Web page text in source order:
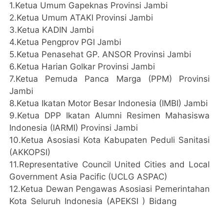
1.Ketua Umum Gapeknas Provinsi Jambi
2.Ketua Umum ATAKI Provinsi Jambi
3.Ketua KADIN Jambi
4.Ketua Pengprov PGI Jambi
5.Ketua Penasehat GP. ANSOR Provinsi Jambi
6.Ketua Harian Golkar Provinsi Jambi
7.Ketua Pemuda Panca Marga (PPM) Provinsi
Jambi
8.Ketua Ikatan Motor Besar Indonesia (IMBI) Jambi
9.Ketua DPP Ikatan Alumni Resimen Mahasiswa
Indonesia (IARMI) Provinsi Jambi
10.Ketua Asosiasi Kota Kabupaten Peduli Sanitasi
(AKKOPSI)
11.Representative Council United Cities and Local
Government Asia Pacific (UCLG ASPAC)
12.Ketua Dewan Pengawas Asosiasi Pemerintahan
Kota Seluruh Indonesia (APEKSI ) Bidang